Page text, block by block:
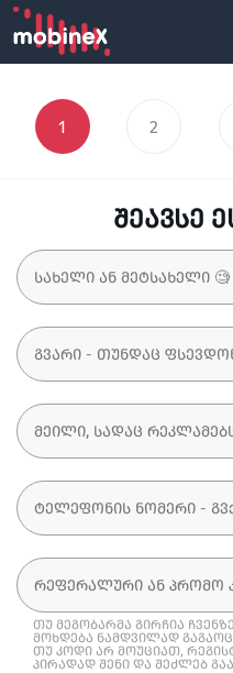
1 2
შეავსე
თუ მეგობარმა გირჩია
მოხდება ნამდვილად
თუ კოდი არ მოუციათ,
პირადად შენი და შეძლებ